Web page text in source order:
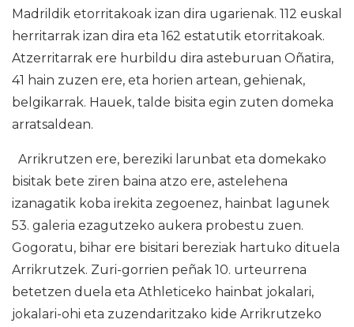
Madrildik etorritakoak izan dira ugarienak. 112 euskal
herritarrak izan dira eta 162 estatutik etorritakoak.
Atzerritarrak ere hurbildu dira asteburuan Oñatira,
41 hain zuzen ere, eta horien artean, gehienak,
belgikarrak. Hauek, talde bisita egin zuten domeka
arratsaldean.
Arrikrutzen ere, bereziki larunbat eta domekako
bisitak bete ziren baina atzo ere, astelehena
izanagatik koba irekita zegoenez, hainbat lagunek
53. galeria ezagutzeko aukera probestu zuen.
Gogoratu, bihar ere bisitari bereziak hartuko dituela
Arrikrutzek. Zuri-gorrien peñak 10. urteurrena
betetzen duela eta Athleticeko hainbat jokalari,
jokalari-ohi eta zuzendaritzako kide Arrikrutzeko